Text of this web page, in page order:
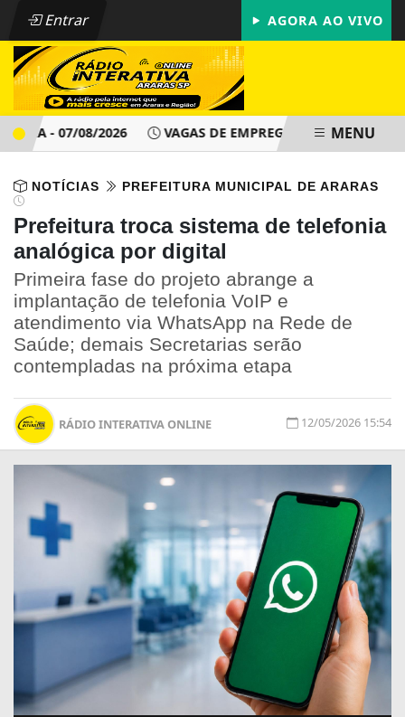
Entrar AGORA AO VIVO
- 07/08/2026 VAGAS DE EMPREGO - PAT ARARAS SP -
MENU
NOTÍCIAS PREFEITURA MUNICIPAL DE ARARAS
Prefeitura troca sistema de telefonia
analógica por digital
Primeira fase do projeto abrange a
implantação de telefonia VoIP e
atendimento via WhatsApp na Rede de
Saúde; demais Secretarias serão
contempladas na próxima etapa
RÁDIO INTERATIVA ONLINE 12/05/2026 15:54